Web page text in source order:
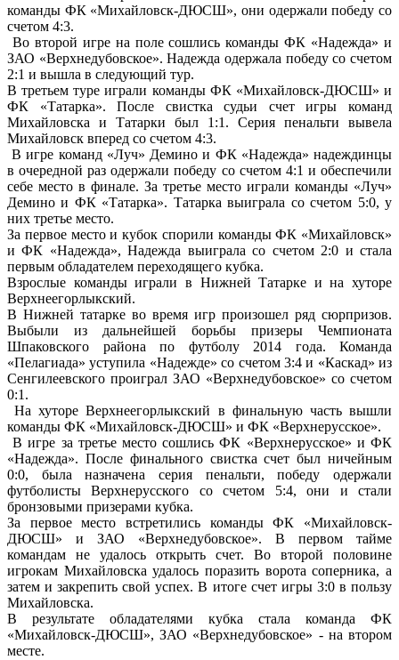
команды ФК «Михайловск-ДЮСШ», они одержали победу со
счетом 4:3.
Во второй игре на поле сошлись команды ФК «Надежда» и
ЗАО «Верхнедубовское». Надежда одержала победу со счетом
2:1 и вышла в следующий тур.
В третьем туре играли команды ФК «Михайловск-ДЮСШ» и
ФК «Татарка». После свистка судьи счет игры команд
Михайловска и Татарки был 1:1. Серия пенальти вывела
Михайловск вперед со счетом 4:3.
В игре команд «Луч» Демино и ФК «Надежда» надеждинцы
в очередной раз одержали победу со счетом 4:1 и обеспечили
себе место в финале. За третье место играли команды «Луч»
Демино и ФК «Татарка». Татарка выиграла со счетом 5:0, у
них третье место.
За первое место и кубок спорили команды ФК «Михайловск»
и ФК «Надежда», Надежда выиграла со счетом 2:0 и стала
первым обладателем переходящего кубка.
Взрослые команды играли в Нижней Татарке и на хуторе
Верхнеегорлыкский.
В Нижней татарке во время игр произошел ряд сюрпризов.
Выбыли из дальнейшей борьбы призеры Чемпионата
Шпаковского района по футболу 2014 года. Команда
«Пелагиада» уступила «Надежде» со счетом 3:4 и «Каскад» из
Сенгилеевского проиграл ЗАО «Верхнедубовское» со счетом
0:1.
На хуторе Верхнеегорлыкский в финальную часть вышли
команды ФК «Михайловск-ДЮСШ» и ФК «Верхнерусское».
В игре за третье место сошлись ФК «Верхнерусское» и ФК
«Надежда». После финального свистка счет был ничейным
0:0, была назначена серия пенальти, победу одержали
футболисты Верхнерусского со счетом 5:4, они и стали
бронзовыми призерами кубка.
За первое место встретились команды ФК «Михайловск-
ДЮСШ» и ЗАО «Верхнедубовское». В первом тайме
командам не удалось открыть счет. Во второй половине
игрокам Михайловска удалось поразить ворота соперника, а
затем и закрепить свой успех. В итоге счет игры 3:0 в пользу
Михайловска.
В результате обладателями кубка стала команда ФК
«Михайловск-ДЮСШ», ЗАО «Верхнедубовское» - на втором
месте.